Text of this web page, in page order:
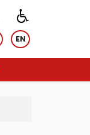
EN